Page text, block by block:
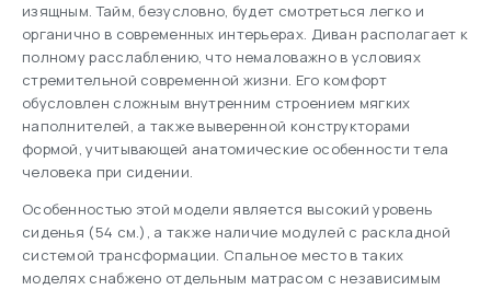
изящным. Тайм, безусловно, будет смотреться легко и
органично в современных интерьерах. Диван располагает к
полному расслаблению, что немаловажно в условиях
стремительной современной жизни. Его комфорт
обусловлен сложным внутренним строением мягких
наполнителей, а также выверенной конструкторами
формой, учитывающей анатомические особенности тела
человека при сидении.
Особенностью этой модели является высокий уровень
сиденья (54 см.), а также наличие модулей с раскладной
системой трансформации. Спальное место в таких
моделях снабжено отдельным матрасом с независимым